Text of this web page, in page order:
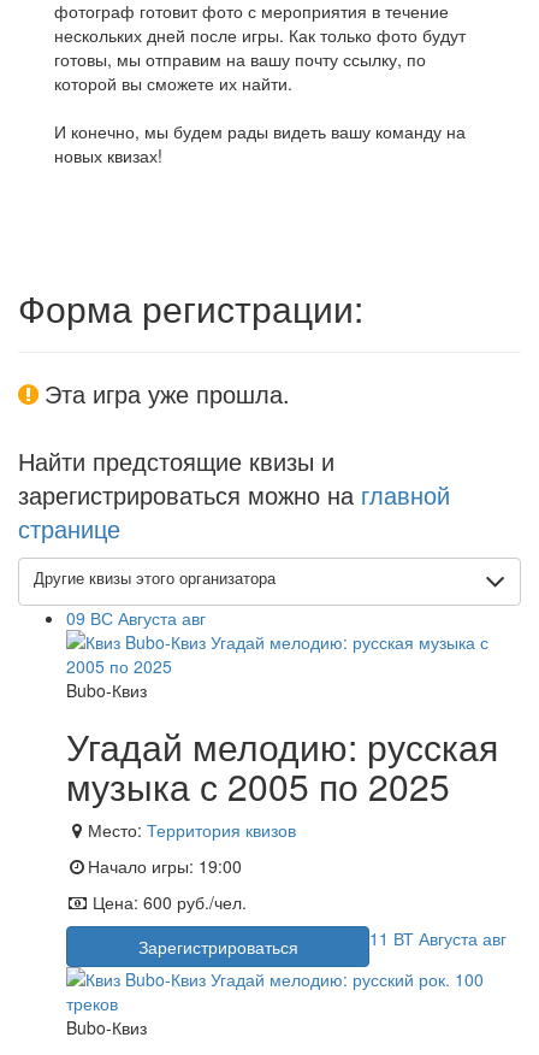
фотограф готовит фото с мероприятия в течение
нескольких дней после игры. Как только фото будут
готовы, мы отправим на вашу почту ссылку, по
которой вы сможете их найти.
И конечно, мы будем рады видеть вашу команду на
новых квизах!
Форма регистрации:
Эта игра уже прошла.
Найти предстоящие квизы и
зарегистрироваться можно на главной
странице
Другие квизы этого организатора
09 ВС Августа авг
Bubo-Квиз
Угадай мелодию: русская
музыка с 2005 по 2025
Место: Территория квизов
Начало игры: 19:00
Цена: 600 руб./чел.
Зарегистрироваться
11 ВТ Августа авг
Bubo-Квиз